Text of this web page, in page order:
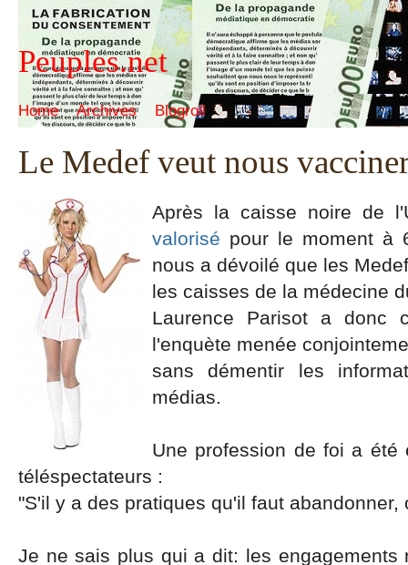
Peuples.net
Home Archives Blogroll
Le Medef veut nous
Après la caisse noire de
valorisé pour le moment à
nous a dévoilé que les
les caisses de la médecine
Laurence Parisot a donc
l'enquète menée
sans démentir les
médias.
Une profession de foi a été
téléspectateurs :
"S'il y a des pratiques qu'il faut abandonner,
Je ne sais plus qui a dit: les engagements